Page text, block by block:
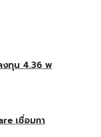
งทุน 4.36 พ
เชื่อมกา